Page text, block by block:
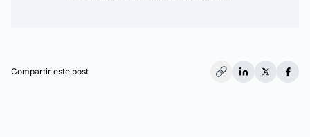
Compartir este post